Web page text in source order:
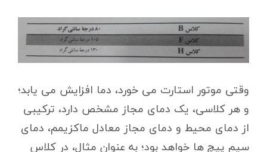
وقتی موتور استارت می خورد، دما افزایش می یابد؛
و هر کلاسی، یک دمای مجاز مشخص دارد، ترکیبی
از دمای محیط و دمای مجاز معادل ماکزیمم، دمای
سیم پیچ ها خواهد بود؛ به عنوان مثال، در کلاس